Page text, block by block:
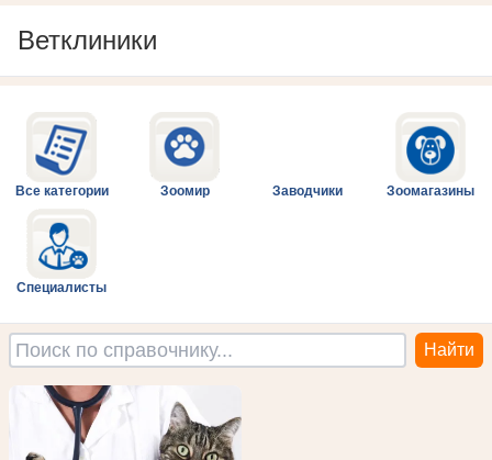
Ветклиники
Все категории Зоомир Заводчики Зоомагазины
Специалисты